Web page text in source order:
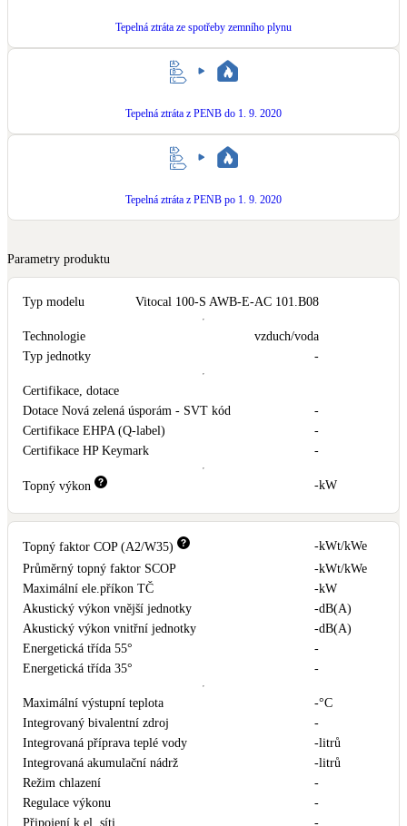
Stínicí technika
Žaluzie, markýzy, pergoly
Šedá i černá odpadní voda
Kamna / krby
Retence deštové vody
Zelená střecha
Vegetační střechy
Větrné elektrárny
Tepelná ztráta ze spotřeby zemního plynu
Tepelná ztráta z PENB do 1. 9. 2020
Tepelná ztráta z PENB po 1. 9. 2020
Parametry produktu
Typ modelu Vitocal 100-S AWB-E-AC 101.B08
Technologie
vzduch/voda
Typ jednotky
-
Certifikace, dotace
Dotace Nová zelená úsporám - SVT kód
-
Certifikace EHPA (Q-label)
-
Certifikace HP Keymark
-
Topný výkon -kW
Topný faktor COP (A2/W35) -kWt/kWe
Průměrný topný faktor SCOP
-kWt/kWe
Maximální ele.příkon TČ
-kW
Akustický výkon vnější jednotky
-dB(A)
Akustický výkon vnitřní jednotky
-dB(A)
Energetická třída 55°
-
Energetická třída 35°
-
Maximální výstupní teplota -°C
Integrovaný bivalentní zdroj
-
Integrovaná příprava teplé vody
-litrů
Integrovaná akumulační nádrž
-litrů
Režim chlazení
-
Regulace výkonu
-
Připojení k el. síti
-